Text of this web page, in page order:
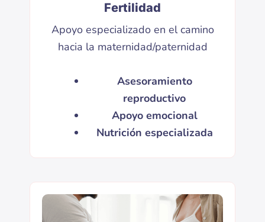
Fertilidad
Apoyo especializado en el camino
hacia la maternidad/paternidad
Asesoramiento
reproductivo
Apoyo emocional
Nutrición especializada